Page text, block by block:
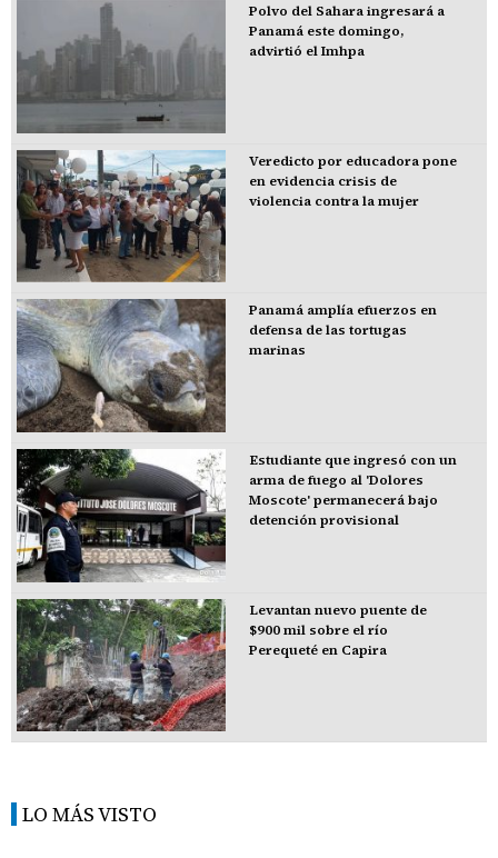
Polvo del Sahara ingresará a
Panamá este domingo,
advirtió el Imhpa
Veredicto por educadora pone
en evidencia crisis de
violencia contra la mujer
Panamá amplía efuerzos en
defensa de las tortugas
marinas
Estudiante que ingresó con un
arma de fuego al 'Dolores
Moscote' permanecerá bajo
detención provisional
Levantan nuevo puente de
$900 mil sobre el río
Perequeté en Capira
LO MÁS VISTO